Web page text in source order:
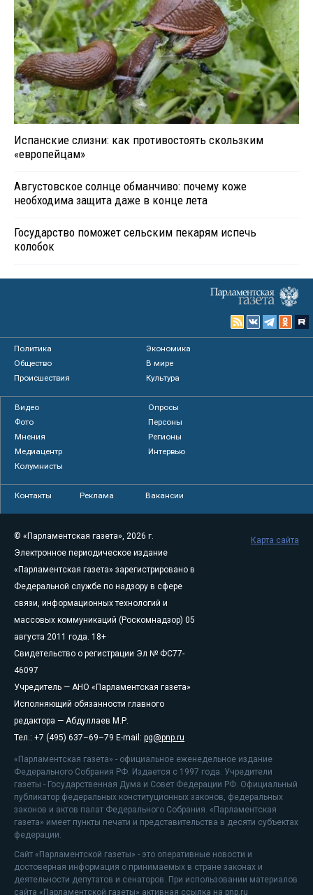
Испанские слизни: как противостоять скользким
«европейцам»
Августовское солнце обманчиво: почему коже
необходима защита даже в конце лета
Государство поможет сельским пекарям испечь
колобок
Политика
Экономика
Общество
В мире
Происшествия
Культура
Видео
Опросы
Фото
Персоны
Мнения
Регионы
Медиацентр
Интервью
Колумнисты
Контакты Реклама Вакансии
© «Парламентская газета», 2026 г.
Электронное периодическое издание
«Парламентская газета» зарегистрировано в
Федеральной службе по надзору в сфере
связи, информационных технологий и
массовых коммуникаций (Роскомнадзор) 05
августа 2011 года. 18+
Свидетельство о регистрации Эл № ФС77-
46097
Учредитель — АНО «Парламентская газета»
Исполняющий обязанности главного
редактора — Абдуллаев М.Р.
Тел.: +7 (495) 637–69–79 E-mail: pg@pnp.ru
«Парламентская газета» - официальное еженедельное издание
Федерального Собрания РФ. Издается с 1997 года. Учредители
газеты - Государственная Дума и Совет Федерации РФ. Официальный
публикатор федеральных конституционных законов, федеральных
законов и актов палат Федерального Собрания. «Парламентская
газета» имеет пункты печати и представительства в десяти субъектах
федерации.
Сайт «Парламентской газеты» - это оперативные новости и
достоверная информация о принимаемых в стране законах и
деятельности депутатов и сенаторов. При использовании материалов
сайта «Парламентской газеты» активная ссылка на pnp.ru
Карта сайта